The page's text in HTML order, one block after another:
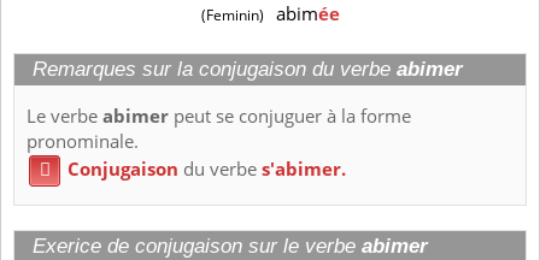
(Feminin) abimée
Remarques sur la conjugaison du verbe abimer
Le verbeabimer peut se conjuguer à la forme
pronominale.
 Conjugaison du verbes'abimer.
Exerice de conjugaison sur le verbe abimer